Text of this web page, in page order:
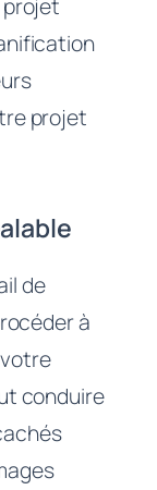
projet
de
à
conduire